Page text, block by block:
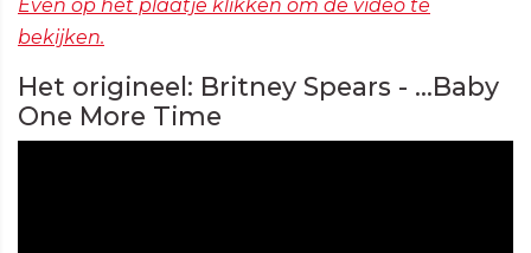
Even op het plaatje klikken om de video te
bekijken.
Het origineel: Britney Spears - ...Baby
One More Time